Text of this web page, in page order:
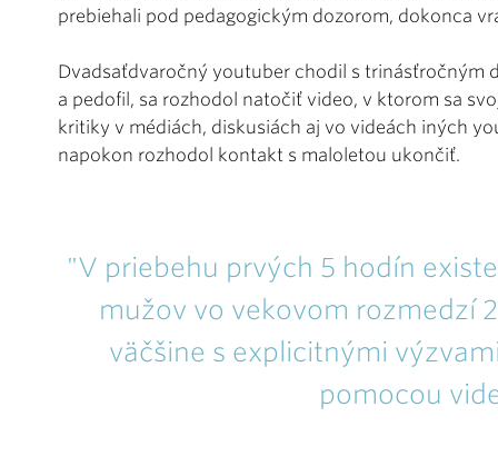
prebiehali pod pedagogickým dozorom, dokonca
Dvadsaťdvaročný youtuber chodil s trinásťročným
a pedofil, sa rozhodol natočiť video, v ktorom sa
kritiky v médiách, diskusiách aj vo videách iných
napokon rozhodol kontakt s maloletou ukončiť.
"V priebehu prvých 5 hodín
mužov vo vekovom rozmedzí
väčšine s explicitnými
pomocou